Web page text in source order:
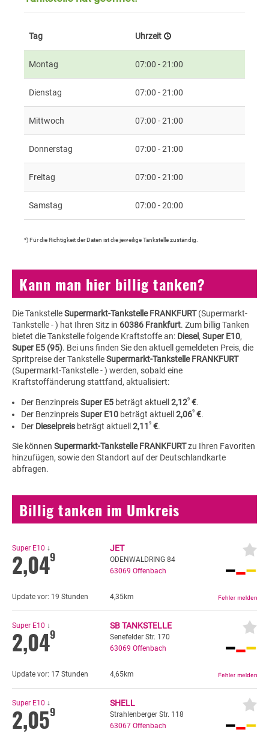
Tag Uhrzeit
Montag 07:00 - 21:00
Dienstag 07:00 - 21:00
Mittwoch 07:00 - 21:00
Donnerstag 07:00 - 21:00
Freitag 07:00 - 21:00
Samstag 07:00 - 20:00
*) Für die Richtigkeit der Daten ist die jeweilige Tankstelle zuständig.
Kann man hier billig tanken?
Die TankstelleSupermarkt-Tankstelle FRANKFURT(Supermarkt-
Tankstelle - ) hat Ihren Sitz in 60386 Frankfurt. Zum billig Tanken
bietet die Tankstelle folgende Kraftstoffe an: Diesel, Super E10,
Super E5 (95). Bei uns finden Sie den aktuell gemeldeten Preis, die
Spritpreise der TankstelleSupermarkt-Tankstelle FRANKFURT
(Supermarkt-Tankstelle - ) werden, sobald eine
Kraftstoffänderung stattfand, aktualisiert:
Der BenzinpreisSuper E5 beträgt aktuell 2,129 €.
Der BenzinpreisSuper E10 beträgt aktuell 2,069 €.
Der Dieselpreis beträgt aktuell 2,11 9 €.
Sie können Supermarkt-Tankstelle FRANKFURTzu Ihren Favoriten
hinzufügen, sowie den Standort auf der Deutschlandkarte
abfragen.
Billig tanken im Umkreis
Super E10 ↓
2,049
JET
ODENWALDRING 84
63069 Offenbach
Update vor: 19 Stunden 4,35km
Super E10 ↓
2,049
SB TANKSTELLE
Senefelder Str. 170
63069 Offenbach
Update vor: 17 Stunden 4,65km
Super E10 ↓
2,059
SHELL
Strahlenberger Str. 118
63067 Offenbach